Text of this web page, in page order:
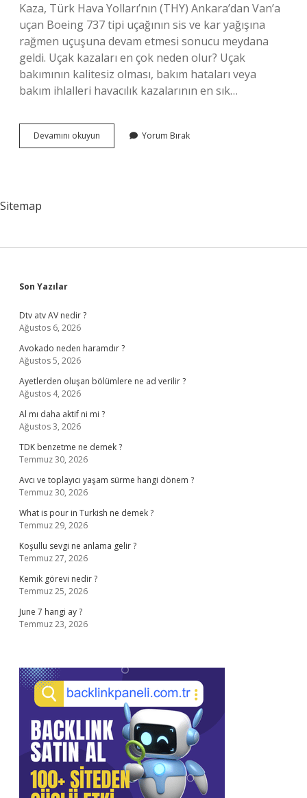
Kaza, Türk Hava Yolları’nın (THY) Ankara’dan Van’a
uçan Boeing 737 tipi uçağının sis ve kar yağışına
rağmen uçuşuna devam etmesi sonucu meydana
geldi. Uçak kazaları en çok neden olur? Uçak
bakımının kalitesiz olması, bakım hataları veya
bakım ihlalleri havacılık kazalarının en sık…
Devamını okuyun
Düşme
Yorum Bırak
Sitemap
Sidebar
Son Yazılar
Dtv atv AV nedir ?
Ağustos 6, 2026
Avokado neden haramdır ?
Ağustos 5, 2026
Ayetlerden oluşan bölümlere ne ad verilir ?
Ağustos 4, 2026
Al mı daha aktif ni mi ?
Ağustos 3, 2026
TDK benzetme ne demek ?
Temmuz 30, 2026
Avcı ve toplayıcı yaşam sürme hangi dönem ?
Temmuz 30, 2026
What is pour in Turkish ne demek ?
Temmuz 29, 2026
Koşullu sevgi ne anlama gelir ?
Temmuz 27, 2026
Kemik görevi nedir ?
Temmuz 25, 2026
June 7 hangi ay ?
Temmuz 23, 2026